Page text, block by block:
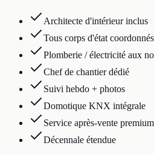
Architecte d'intérieur inclus
Tous corps d'état coordonnés
Plomberie / électricité aux
Chef de chantier dédié
Suivi hebdo + photos
Domotique KNX intégrale
Service après-vente premium
Décennale étendue